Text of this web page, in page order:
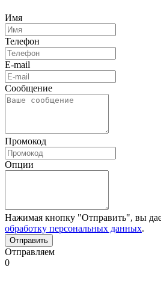
Имя
Телефон
E-mail
Сообщение
Промокод
Опции
Нажимая кнопку "Отправить", вы
обработку персональных данных.
Отправляем
0